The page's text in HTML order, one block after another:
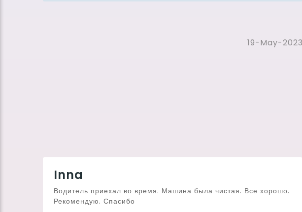
19-May-2023
Inna
Водитель приехал во время. Машина была чистая. Все хорошо.
Рекомендую. Спасибо